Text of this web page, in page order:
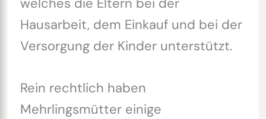
Hausarbeit, dem Einkauf und bei der
Versorgung der Kinder unterstützt.
Rein rechtlich haben
Mehrlingsmütter einige